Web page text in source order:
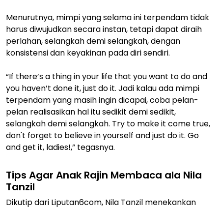
Menurutnya, mimpi yang selama ini terpendam tidak
harus diwujudkan secara instan, tetapi dapat diraih
perlahan, selangkah demi selangkah, dengan
konsistensi dan keyakinan pada diri sendiri.
“If there’s a thing in your life that you want to do and
you haven’t done it, just do it. Jadi kalau ada mimpi
terpendam yang masih ingin dicapai, coba pelan-
pelan realisasikan hal itu sedikit demi sedikit,
selangkah demi selangkah. Try to make it come true,
don't forget to believe in yourself and just do it. Go
and get it, ladies!,” tegasnya.
Tips Agar Anak Rajin Membaca ala Nila
Tanzil
Dikutip dari Liputan6com, Nila Tanzil menekankan